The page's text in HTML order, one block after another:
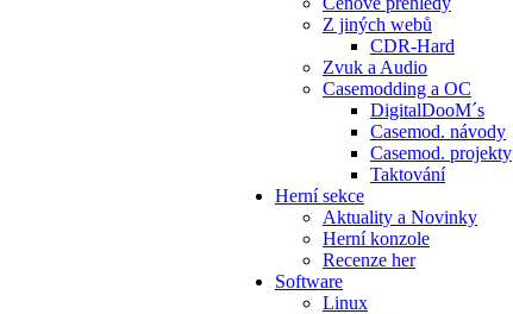
Z jiných webů
CDR-Hard
Zvuk a Audio
Casemodding a OC
DigitalDooM´s
Casemod. návody
Casemod. projekty
Taktování
Herní sekce
Aktuality a Novinky
Herní konzole
Recenze her
Software
Linux